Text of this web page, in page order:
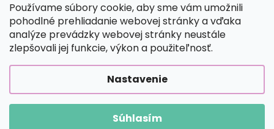
Používame súbory cookie, aby sme vám umožnili
pohodlné prehliadanie webovej stránky a vďaka
analýze prevádzky webovej stránky neustále
zlepšovali jej funkcie, výkon a použiteľnosť.
Nastavenie
Súhlasím
SPOĽAHLIVÉ MOŽNOSTI DOPRAVY
BEZPEČNÉ MOŽNOSTI PLATBY
Vymalujsisam.sk. Všetky práva vyhradené.